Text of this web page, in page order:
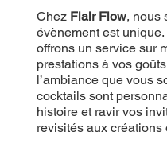
Chez Flair Flow, nous
évènement est
offrons un service sur
prestations à vos
l’ambiance que vous
cocktails sont
histoire et ravir vos
revisités aux créations